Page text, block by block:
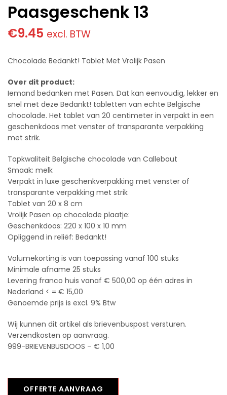
Paasgeschenk 13
€9.45 excl. BTW
Chocolade Bedankt! Tablet Met Vrolijk Pasen
Over dit product:
Iemand bedanken met Pasen. Dat kan eenvoudig, lekker en
snel met deze Bedankt! tabletten van echte Belgische
chocolade. Het tablet van 20 centimeter in verpakt in een
geschenkdoos met venster of transparante verpakking
met strik.
Topkwaliteit Belgische chocolade van Callebaut
Smaak: melk
Verpakt in luxe geschenkverpakking met venster of
transparante verpakking met strik
Tablet van 20 x 8 cm
Vrolijk Pasen op chocolade plaatje:
Geschenkdoos: 220 x 100 x 10 mm
Opliggend in reliëf: Bedankt!
Volumekorting is van toepassing vanaf 100 stuks
Minimale afname 25 stuks
Levering franco huis vanaf € 500,00 op één adres in
Nederland < = € 15,00
Genoemde prijs is excl. 9% Btw
Wij kunnen dit artikel als brievenbuspost versturen.
Verzendkosten op aanvraag.
999-BRIEVENBUSDOOS – € 1,00
OFFERTE AANVRAAG